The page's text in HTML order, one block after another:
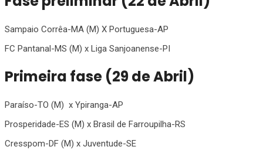
Sampaio Corrêa-MA (M) X Portuguesa-AP
FC Pantanal-MS (M) x Liga Sanjoanense-PI
Primeira fase (29 de Abril)
Paraíso-TO (M) x Ypiranga-AP
Prosperidade-ES (M) x Brasil de Farroupilha-RS
Cresspom-DF (M) x Juventude-SE